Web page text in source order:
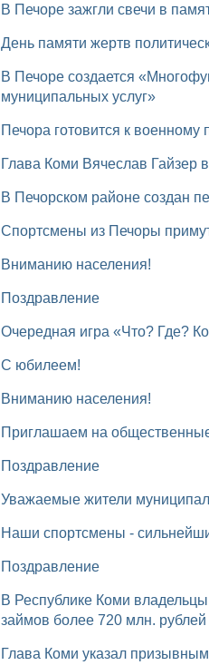
В Печоре зажгли свечи в
День памяти жертв
В Печоре создается «Многофункциональный центр предоставления государственных и
муниципальных услуг»
Печора готовится к военному
Глава Коми Вячеслав
В Печорском районе создан
Спортсмены из Печоры
Вниманию населения!
Поздравление
Очередная игра «Что? Где?
С юбилеем!
Вниманию населения!
Приглашаем на
Поздравление
Уважаемые жители
Наши спортсмены -
Поздравление
В Республике Коми владельцы сертификатов на маткапитал направили на погашение кредитов и
займов более 720 млн. рублей
Глава Коми указал